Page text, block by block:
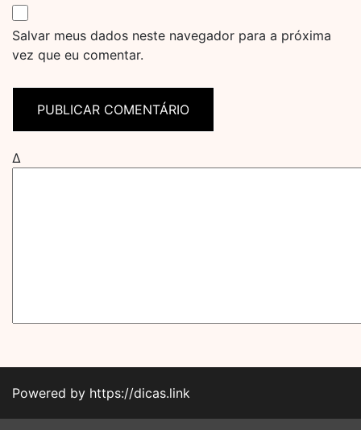
Salvar meus dados neste navegador para a próxima
vez que eu comentar.
Δ
Powered by https://dicas.link